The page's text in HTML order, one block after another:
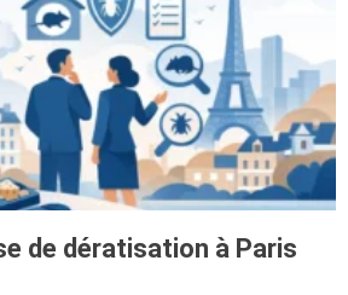
de dératisation à Paris